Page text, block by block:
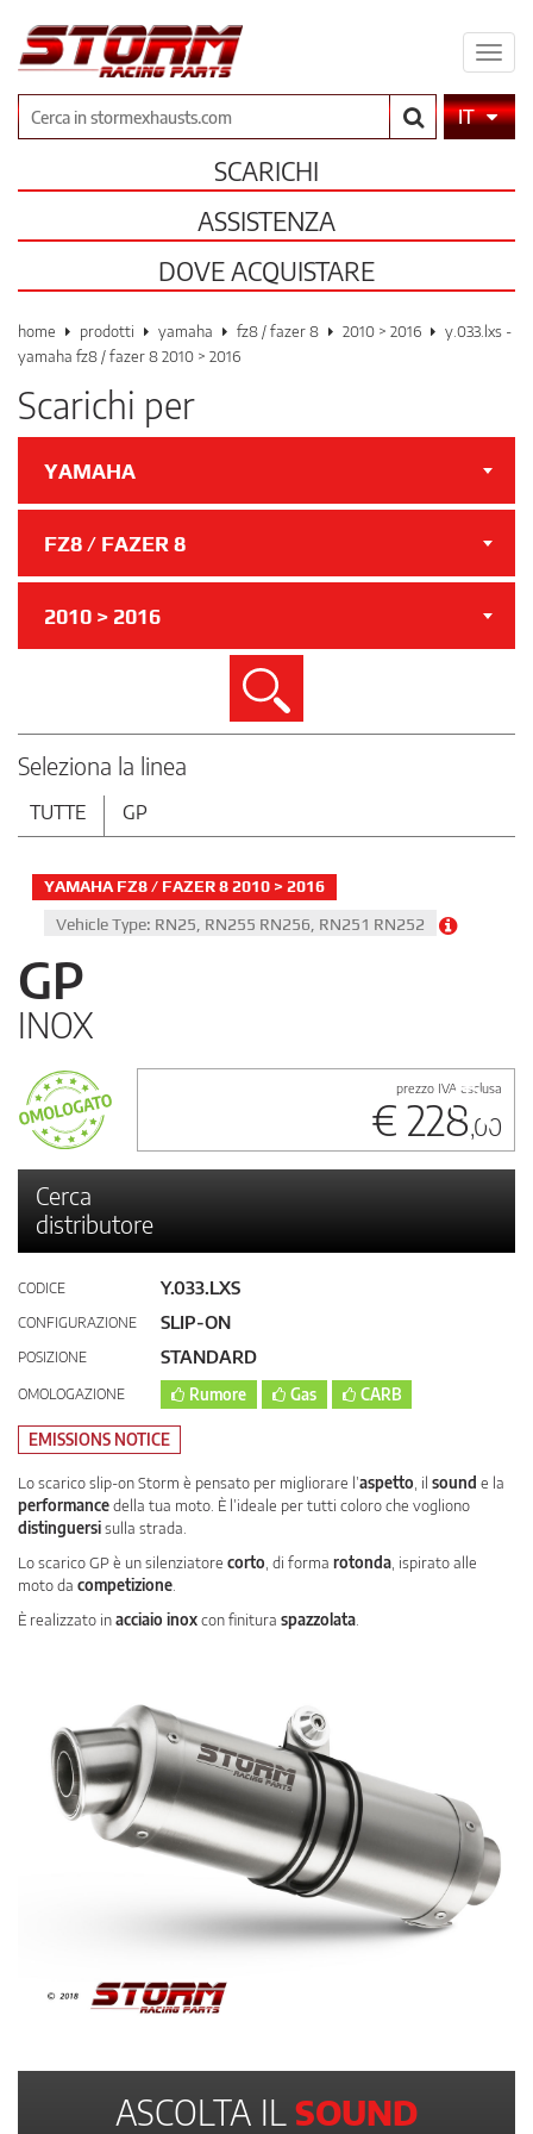
il
CercaIT
SCARICHI
ASSISTENZA
DOVE ACQUISTARE
home prodotti yamaha fz8 / fazer 8 2010 > 2016
y.033.lxs -
yamaha fz8 / fazer 8 2010 > 2016
Scarichi per
YAMAHA
FZ8 / FAZER 8
2010 > 2016
Cerca
Seleziona la linea
TUTTE GP
YAMAHA FZ8 / FAZER 8 2010 > 2016
Vehicle Type: RN25, RN255 RN256, RN251 RN252
GP
INOX
prezzo IVA esclusa
€ 228,00
Cerca
distributore
CODICE Y.033.LXS
CONFIGURAZIONE SLIP-ON
POSIZIONE STANDARD
OMOLOGAZIONE Rumore Gas CARB
EMISSIONS NOTICE
Lo scarico slip-on Storm è pensato per migliorare l’aspetto , il sound e la
performancedella tua moto. È l’ideale per tutti coloro che vogliono
distinguersisulla strada.
Lo scarico GP è un silenziatore corto , di forma rotonda , ispirato alle
moto da competizione
È realizzato inacciaio inoxcon finitura spazzolata
ASCOLTA IL SOUND